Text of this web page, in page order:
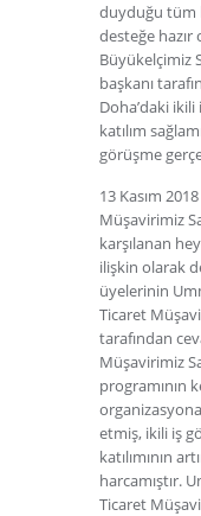
duyduğu tüm
desteğe hazır
Büyükelçimiz
başkanı
Doha’daki
katılım
görüşme
13 Kasım
Müşavirimiz
karşılanan
ilişkin olarak
üyelerinin
Ticaret
tarafından
Müşavirimiz
programının
etmiş, ikili iş
katılımının
harcamıştır.
Ticaret